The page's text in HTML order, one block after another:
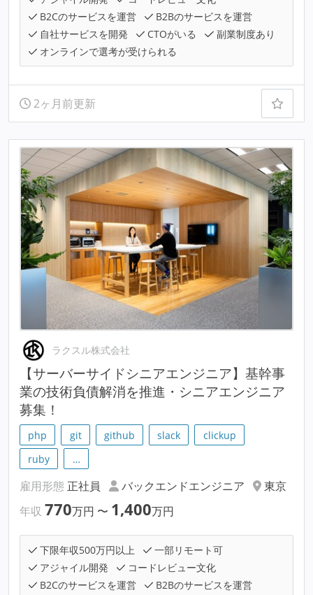
B2Cのサービスを運営
B2Bのサービスを運営
自社サービスを開発
CTOがいる
副業制度あり
オンラインで選考が受けられる
2ヶ月前更新
ラクスル株式会社
【サーバーサイドシニアエンジニア】基幹事
業の技術負債解消を推進・シニアエンジニア
募集！
php git github slack
clickup
ruby
…
雇用形態 正社員 バックエンドエンジニア
東京
年収 770万円 〜 1,400万円
下限年収500万円以上
一部リモート可
アジャイル開発
コードレビュー文化
B2Cのサービスを運営
B2Bのサービスを運営